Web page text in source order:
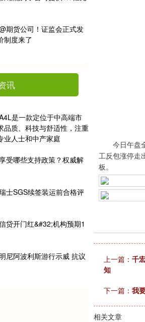
今日午盘全
工反包涨停走
板。
上一篇： 千
知
下一篇： 我
相关文章
期货公司！证监会正式发
制度来了
讯
是一款定位于中高端市
品质、科技与舒适性，注重
业人士和中产家庭
受哪些支持政策？权威解
士SGS续签装运前合格评
贷开门红&#32;机构预期1
尼阿波利斯游行示威 抗议